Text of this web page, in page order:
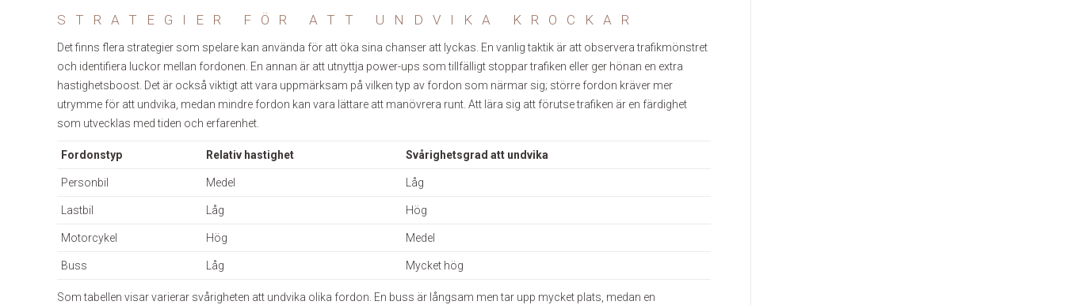
STRATEGIER FÖR ATT UNDVIKA KROCKAR
Det finns flera strategier som spelare kan använda för att öka sina chanser att lyckas. En vanlig taktik är att observera trafikmönstret
och identifiera luckor mellan fordonen. En annan är att utnyttja power-ups som tillfälligt stoppar trafiken eller ger hönan en extra
hastighetsboost. Det är också viktigt att vara uppmärksam på vilken typ av fordon som närmar sig; större fordon kräver mer
utrymme för att undvika, medan mindre fordon kan vara lättare att manövrera runt. Att lära sig att förutse trafiken är en färdighet
som utvecklas med tiden och erfarenhet.
Fordonstyp Relativ hastighet Svårighetsgrad att undvika
Personbil Medel Låg
Lastbil Låg Hög
Motorcykel Hög Medel
Buss Låg Mycket hög
Som tabellen visar varierar svårigheten att undvika olika fordon. En buss är långsam men tar upp mycket plats, medan en